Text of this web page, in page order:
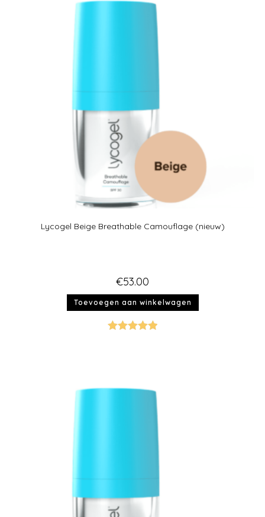
Lycogel Beige Breathable Camouflage (nieuw)
€53.00
Toevoegen aan winkelwagen